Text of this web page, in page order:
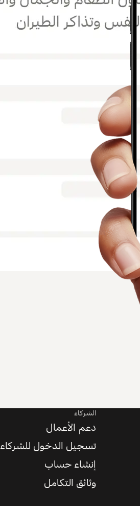
الشركاء
دعم الأعمال
تسجيل الدخول للشركاء
إنشاء حساب
وثائق التكامل